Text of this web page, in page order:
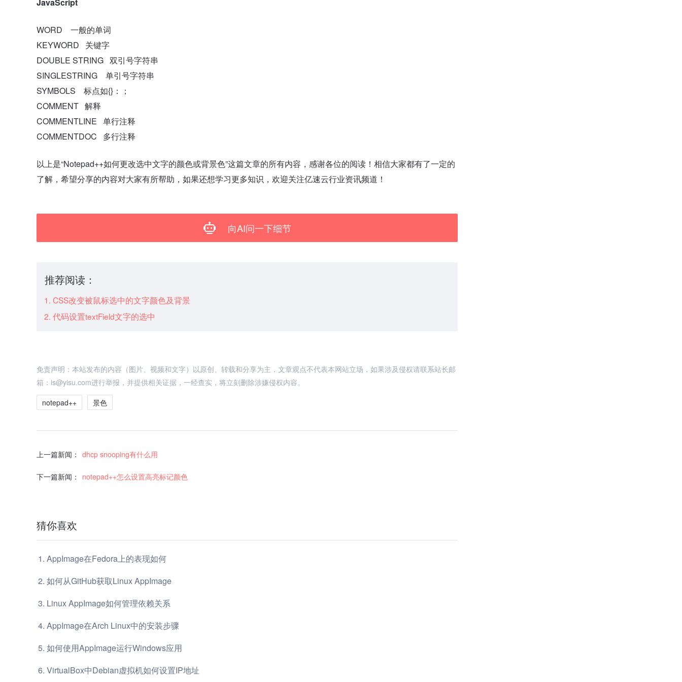
WORD 一般的单词
KEYWORD 关键字
DOUBLE STRING 双引号字符串
SINGLESTRING 单引号字符串
SYMBOLS 标点如{}：；
COMMENT 解释
COMMENTLINE 单行注释
COMMENTDOC 多行注释
以上是“Notepad++如何更改选中文字的颜色或背景色”这篇文章的所有内容，感谢各位的阅读！相信大家都有了一定的
了解，希望分享的内容对大家有所帮助，如果还想学习更多知识，欢迎关注亿速云行业资讯频道！
向AI问一下细节
推荐阅读：
CSS改变被鼠标选中的文字颜色及背景
代码设置textField文字的选中
免责声明：本站发布的内容（图片、视频和文字）以原创、转载和分享为主，文章观点不代表本网站立场，如果涉及侵权请联系站长邮
箱：is@yisu.com进行举报，并提供相关证据，一经查实，将立刻删除涉嫌侵权内容。
notepad++
景色
上一篇新闻： dhcp snooping有什么用
下一篇新闻： notepad++怎么设置高亮标记颜色
猜你喜欢
AppImage在Fedora上的表现如何
如何从GitHub获取Linux AppImage
Linux AppImage如何管理依赖关系
AppImage在Arch Linux中的安装步骤
如何使用AppImage运行Windows应用
VirtualBox中Debian虚拟机如何设置IP地址